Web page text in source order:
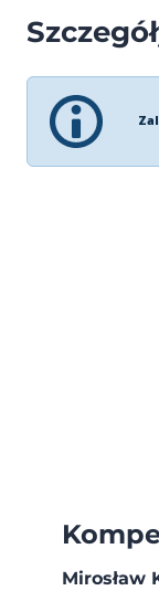
Mirosław